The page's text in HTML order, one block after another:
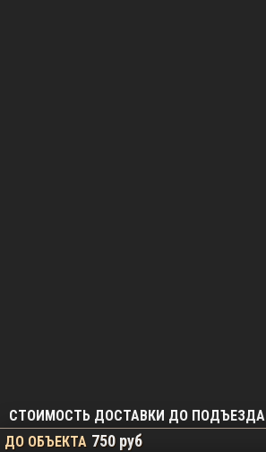
СТОИМОСТЬ ДОСТАВКИ ДО
ДО ОБЪЕКТА 750 руб